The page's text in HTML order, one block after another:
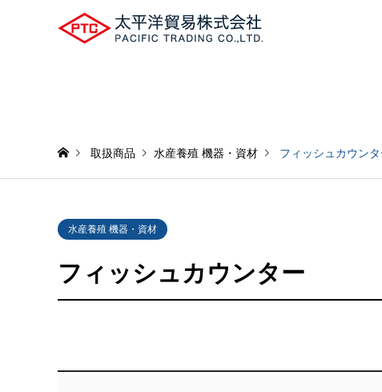
取扱商品 水産養殖 機器・資材 フィッシュカウン
水産養殖 機器・資材
フィッシュカウンター